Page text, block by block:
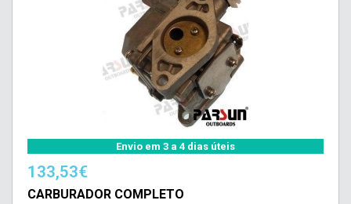
Envio em 3 a 4 dias úteis
133,53€
CARBURADOR COMPLETO